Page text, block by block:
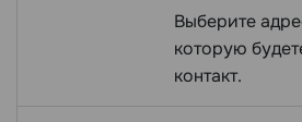
Выберите
которую
контакт.